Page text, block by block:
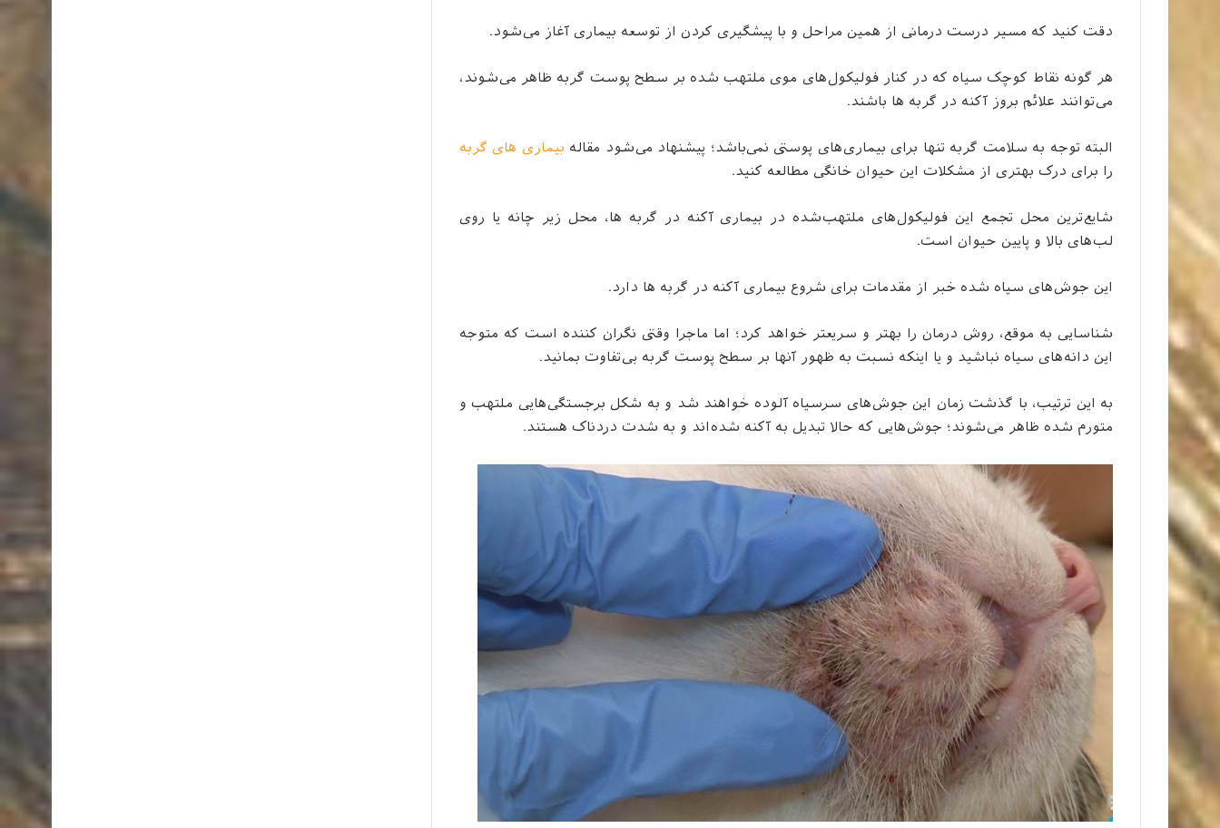
دقت کنید که مسیر درست درمانی از همین مراحل و با پیشگیری کردن از توسعه بیماری آغاز می‌شود.
هر گونه نقاط کوچک سیاه که در کنار فولیکول‌های موی ملتهب شده بر سطح پوست گربه ظاهر می‌شوند،
می‌توانند علائم بروز آکنه در گربه ها باشند.
البته توجه به سلامت گربه تنها برای بیماری‌های پوستی نمی‌باشد؛ پیشنهاد می‌شود مقاله بیماری های گربه
را برای درک بهتری از مشکلات این حیوان خانگی مطالعه کنید.
شایع‌ترین محل تجمع این فولیکول‌های ملتهب‌شده در بیماری آکنه در گربه ها، محل زیر چانه یا روی
لب‌های بالا و پایین حیوان است.
این جوش‌های سیاه شده خبر از مقدمات برای شروع بیماری آکنه در گربه ها دارد.
شناسایی به موقع، روش درمان را بهتر و سریعتر خواهد کرد؛ اما ماجرا وقتی نگران کننده است که متوجه
این دانه‌های سیاه نباشید و یا اینکه نسبت به ظهور آنها بر سطح پوست گربه بی‌تفاوت بمانید.
به این ترتیب، با گذشت زمان این جوش‌های سرسیاه آلوده خواهند شد و به شکل برجستگی‌هایی ملتهب و
متورم شده ظاهر می‌شوند؛ جوش‌هایی که حالا تبدیل به آکنه شده‌اند و به شدت دردناک هستند.